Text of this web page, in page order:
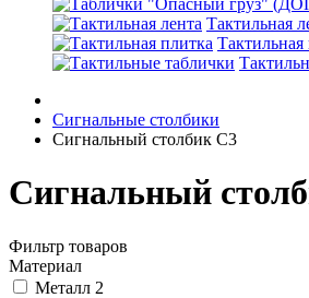
Тактильная
Тактильная
Сигнальные столбики
Сигнальный столбик С3
Сигнальный
Фильтр товаров
Материал
Металл 2